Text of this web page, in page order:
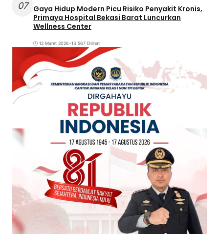
07
Gaya Hidup Modern Picu Risiko Penyakit Kronis,
Primaya Hospital Bekasi Barat Luncurkan
Wellness Center
12 Maret 2026•13.567 Dilihat